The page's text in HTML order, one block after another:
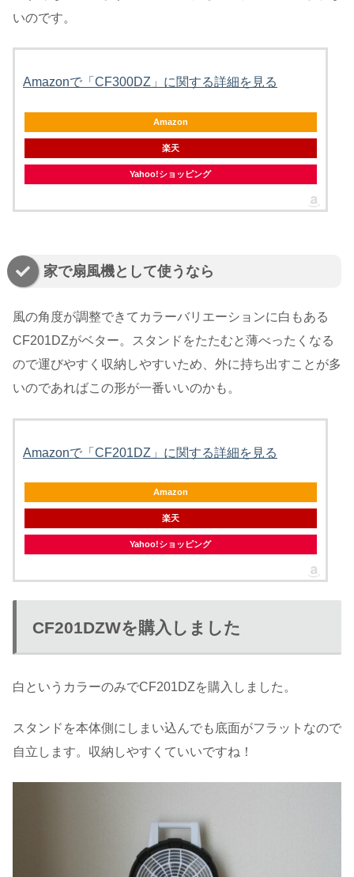
いのです。
Amazonで「CF300DZ」に関する詳細を見る
Amazon
楽天
Yahoo!ショッピング
家で扇風機として使うなら
風の角度が調整できてカラーバリエーションに白もある
CF201DZがベター。スタンドをたたむと薄べったくなる
ので運びやすく収納しやすいため、外に持ち出すことが多
いのであればこの形が一番いいのかも。
Amazonで「CF201DZ」に関する詳細を見る
Amazon
楽天
Yahoo!ショッピング
CF201DZWを購入しました
白というカラーのみでCF201DZを購入しました。
スタンドを本体側にしまい込んでも底面がフラットなので
自立します。収納しやすくていいですね！